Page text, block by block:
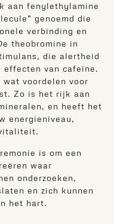
aan fenylethylamine
genoemd die
verbinding en
theobromine in
die alertheid
effecten van cafeïne.
voordelen voor
Zo is het rijk aan
en heeft het
energieniveau,
is om een
waar
onderzoeken,
en zich kunnen
het hart.